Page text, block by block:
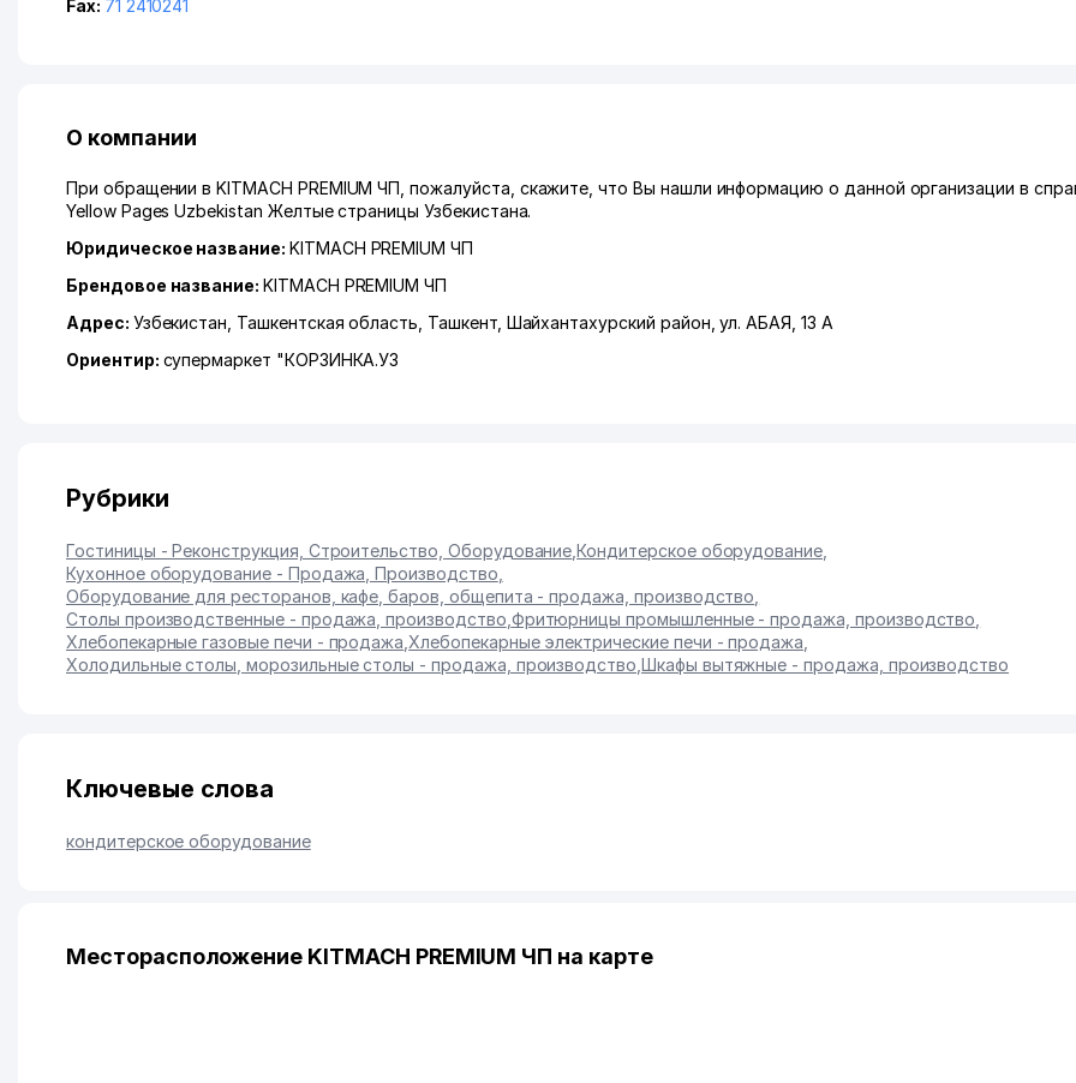
Fax: 71 2410241
О компании
При обращении в KITMACH PREMIUM ЧП, пожалуйста, скажите, что Вы нашли информацию о данной организации в
Yellow Pages Uzbekistan Желтые страницы Узбекистана.
Юридическое название: KITMACH PREMIUM ЧП
Брендовое название: KITMACH PREMIUM ЧП
Адрес: Узбекистан, Ташкентская область Ташкент, Шайхантахурский район ,ул. АБАЯ , 13 А
Ориентир: супермаркет "КОРЗИНКА.УЗ
Рубрики
Гостиницы - Реконструкция, Строительство, Оборудование ,Кондитерское оборудование
Кухонное оборудование - Продажа, Производство
Оборудование для ресторанов, кафе, баров, общепита - продажа, производство
Столы производственные - продажа, производство Фритюрницы промышленные - продажа, производство
Хлебопекарные газовые печи - продажа Хлебопекарные электрические печи - продажа
Холодильные столы, морозильные столы - продажа, производство Шкафы вытяжные - продажа, производство
Ключевые слова
кондитерское оборудование
Месторасположение KITMACH PREMIUM ЧП на карте